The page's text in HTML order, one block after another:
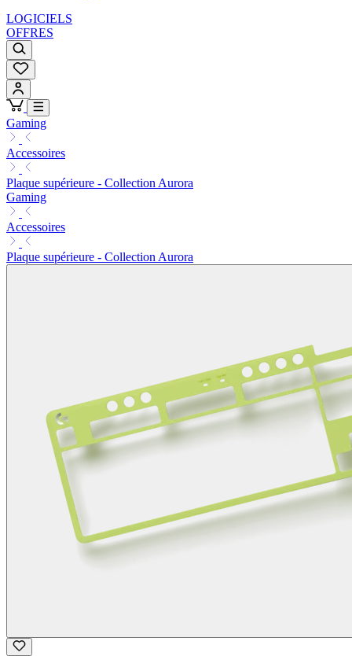
LOGICIELS
OFFRES
Gaming
Accessoires
Plaque supérieure - Collection Aurora
Gaming
Accessoires
Plaque supérieure - Collection Aurora